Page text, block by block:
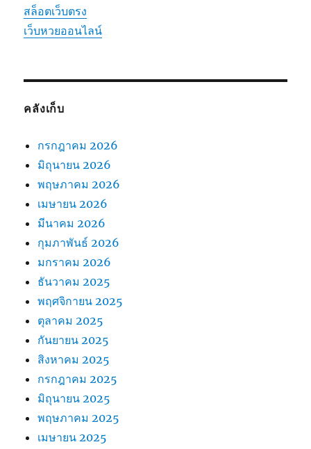
สล็อตเว็บตรง
เว็บหวยออนไลน์
คลังเก็บ
กรกฎาคม 2026
มิถุนายน 2026
พฤษภาคม 2026
เมษายน 2026
มีนาคม 2026
กุมภาพันธ์ 2026
มกราคม 2026
ธันวาคม 2025
พฤศจิกายน 2025
ตุลาคม 2025
กันยายน 2025
สิงหาคม 2025
กรกฎาคม 2025
มิถุนายน 2025
พฤษภาคม 2025
เมษายน 2025